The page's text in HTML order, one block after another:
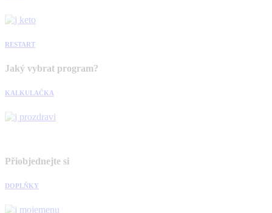
RESTART
Jaký vybrat program?
KALKULAČKA
Přiobjednejte si
DOPLŇKY